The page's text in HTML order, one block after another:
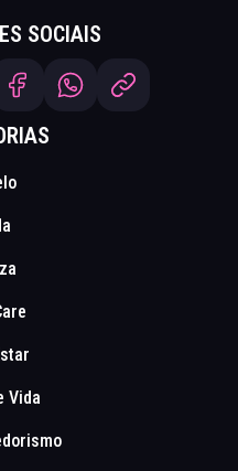
SOCIAIS
Vida